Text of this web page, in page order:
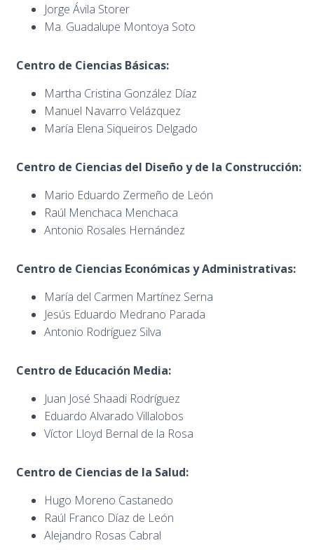
Jorge Ávila Storer
Ma. Guadalupe Montoya Soto
Centro de Ciencias Básicas:
Martha Cristina González Díaz
Manuel Navarro Velázquez
María Elena Siqueiros Delgado
Centro de Ciencias del Diseño y de la Construcción:
Mario Eduardo Zermeño de León
Raúl Menchaca Menchaca
Antonio Rosales Hernández
Centro de Ciencias Económicas y Administrativas:
María del Carmen Martínez Serna
Jesús Eduardo Medrano Parada
Antonio Rodríguez Silva
Centro de Educación Media:
Juan José Shaadi Rodríguez
Eduardo Alvarado Villalobos
Víctor Lloyd Bernal de la Rosa
Centro de Ciencias de la Salud:
Hugo Moreno Castanedo
Raúl Franco Díaz de León
Alejandro Rosas Cabral